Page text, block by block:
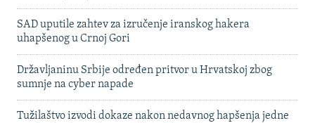
SAD uputile zahtev za izručenje iranskog hakera
uhapšenog u Crnoj Gori
Državljaninu Srbije određen pritvor u Hrvatskoj zbog
sumnje na cyber napade
Tužilaštvo izvodi dokaze nakon nedavnog hapšenja jedne